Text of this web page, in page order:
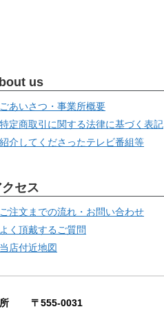
us
ごあいさつ・事業所概要
特定商取引に関する法律に基づく表記
紹介してくださったテレビ番組等
セス
ご注文までの流れ・お問い合わせ
よく頂戴するご質問
当店付近地図
所 〒555-0031